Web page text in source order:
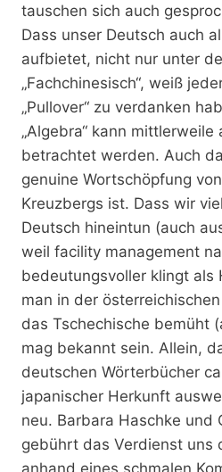
tauschen sich auch
Dass unser Deutsch auch
aufbietet, nicht nur unter
„Fachchinesisch“, weiß
„Pullover“ zu verdanken
„Algebra“ kann
betrachtet werden. Auch
genuine Wortschöpfung
Kreuzbergs ist. Dass wir
Deutsch hineintun (auch
weil facility management
bedeutungsvoller klingt als
man in der
das Tschechische bemüht
mag bekannt sein. Allein,
deutschen Wörterbücher
japanischer Herkunft
neu. Barbara Haschke und
gebührt das Verdienst uns
anhand eines schmalen